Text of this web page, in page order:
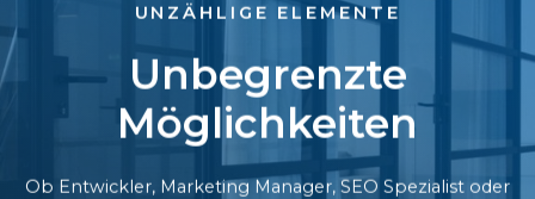
UNZÄHLIGE ELEMENTE
Unbegrenzte
Möglichkeiten
Ob Entwickler, Marketing Manager, SEO Spezialist oder